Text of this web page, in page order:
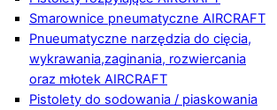
Smarownice pneumatyczne AIRCRAFT
Pnueumatyczne narzędzia do cięcia,
wykrawania,zaginania, rozwiercania
oraz młotek AIRCRAFT
Pistolety do sodowania / piaskowania